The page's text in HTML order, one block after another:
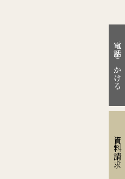
電話をかける
資料請求